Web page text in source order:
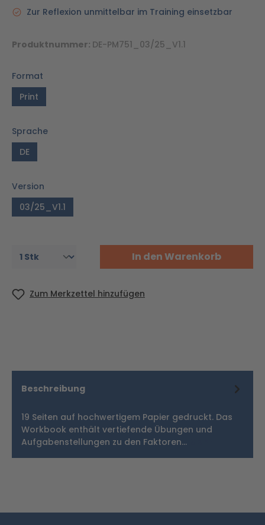
Zur Reflexion unmittelbar im Training einsetzbar
Produktnummer: DE-PM751_03/25_V1.1
Format
Print
Sprache
DE
Version
03/25_V1.1
In den Warenkorb
Zum Merkzettel hinzufügen
Beschreibung
19 Seiten auf hochwertigem Papier gedruckt. Das
Workbook enthält vertiefende Übungen und
Aufgabenstellungen zu den Faktoren…